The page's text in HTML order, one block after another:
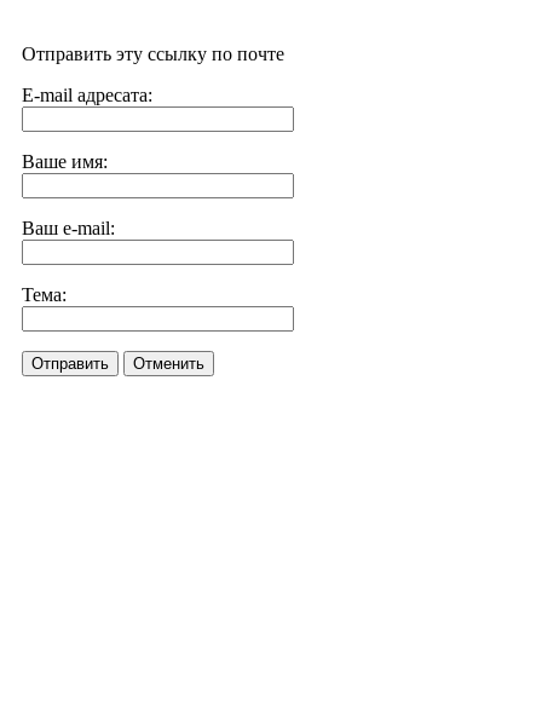
Отправить эту ссылку по почте
E-mail адресата:
Ваше имя:
Ваш e-mail:
Тема:
Отправить Отменить